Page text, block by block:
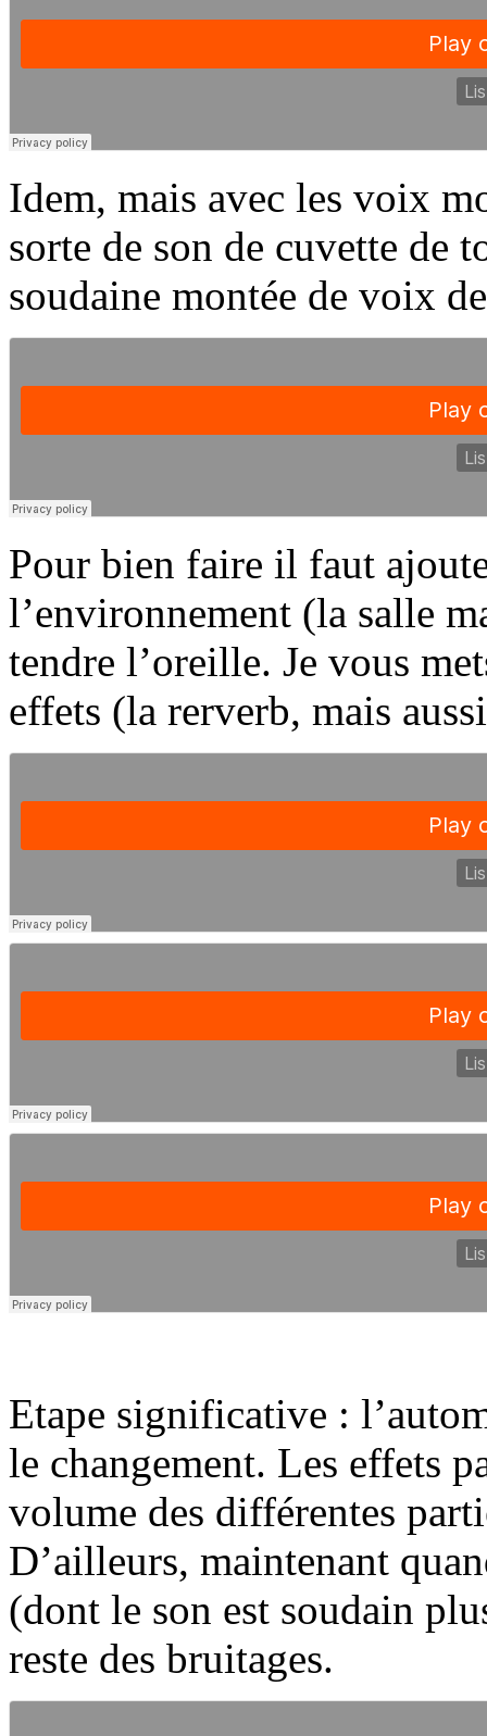
Idem, mais avec les voix
sorte de son de cuvette de
soudaine montée de voix
Pour bien faire il faut
l’environnement (la salle
tendre l’oreille. Je vous
effets (la rerverb, mais
Etape significative :
le changement. Les effets
volume des différentes
D’ailleurs, maintenant
(dont le son est soudain
reste des bruitages.